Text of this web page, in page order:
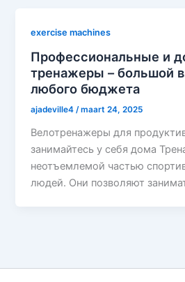
exercise machines
Профессиональные и
тренажеры – большой
любого бюджета
ajadeville4/maart 24, 2025
Велотренажеры для
занимайтесь у себя дома
неотъемлемой частью
людей. Они позволяют